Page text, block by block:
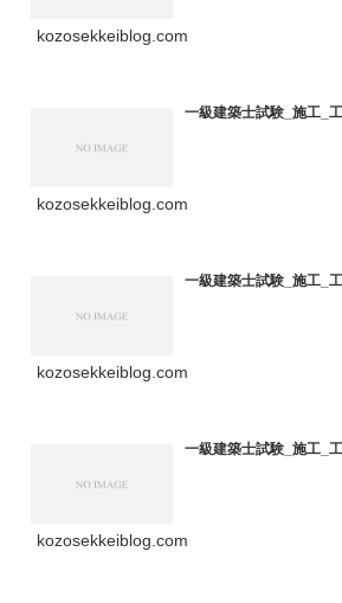
kozosekkeiblog.com
一級建築士試験_施工_工
kozosekkeiblog.com
一級建築士試験_施工_工
kozosekkeiblog.com
一級建築士試験_施工_工
kozosekkeiblog.com